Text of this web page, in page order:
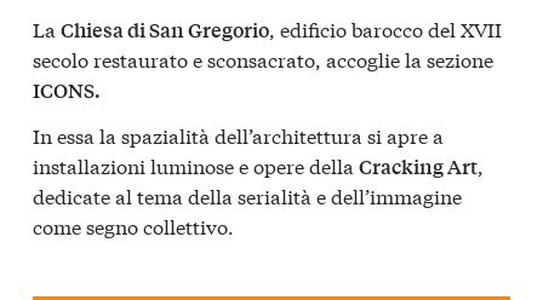
La Chiesa di San Gregorio, edificio barocco del XVII
secolo restaurato e sconsacrato, accoglie la sezione
ICONS.
In essa la spazialità dell’architettura si apre a
installazioni luminose e opere della Cracking Art,
dedicate al tema della serialità e dell’immagine
come segno collettivo.